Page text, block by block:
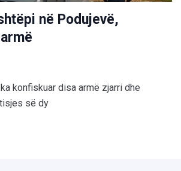
në Podujevë,
konfiskuar disa armë zjarri dhe
së dy